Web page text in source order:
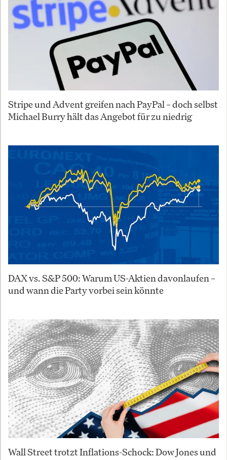
Stripe und Advent greifen nach PayPal – doch selbst
Michael Burry hält das Angebot für zu niedrig
DAX vs. S&P 500: Warum US-Aktien davonlaufen –
und wann die Party vorbei sein könnte
Wall Street trotzt Inflations-Schock: Dow Jones und